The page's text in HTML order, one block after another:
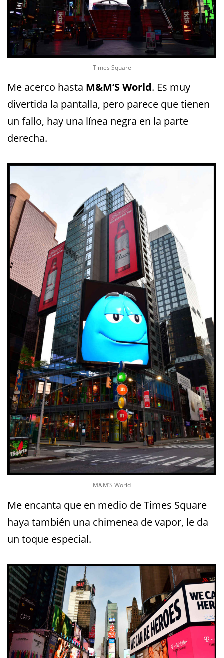
Times Square
Me acerco hasta M&M’S World. Es muy
divertida la pantalla, pero parece que tienen
un fallo, hay una línea negra en la parte
derecha.
M&M’S World
Me encanta que en medio de Times Square
haya también una chimenea de vapor, le da
un toque especial.